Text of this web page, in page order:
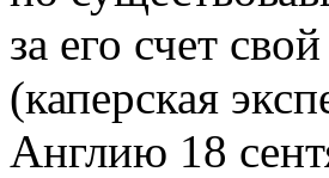
за его счет
(каперская
Англию 18